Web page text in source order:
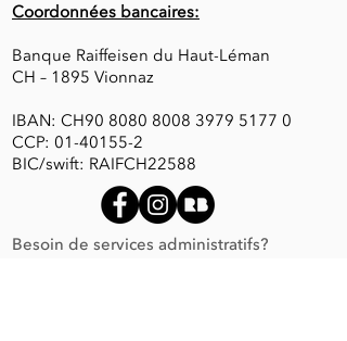
Coordonnées bancaires:
Banque Raiffeisen du Haut-Léman
CH – 1895 Vionnaz
IBAN: CH90 8080 8008 3979 5177 0
CCP: 01-40155-2
BIC/swift: RAIFCH22588
Besoin de services administratifs?